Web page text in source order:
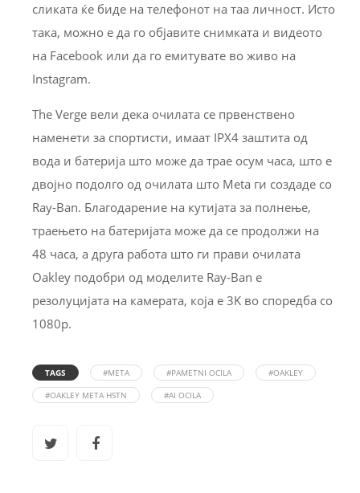
сликата ќе биде на телефонот на таа личност. Исто
така, можно е да го објавите снимката и видеото
на Facebook или да го емитувате во живо на
Instagram.
The Verge вели дека очилата се првенствено
наменети за спортисти, имаат IPX4 заштита од
вода и батерија што може да трае осум часа, што е
двојно подолго од очилата што Meta ги создаде со
Ray-Ban. Благодарение на кутијата за полнење,
траењето на батеријата може да се продолжи на
48 часа, а друга работа што ги прави очилата
Oakley подобри од моделите Ray-Ban е
резолуцијата на камерата, која е 3K во споредба со
1080p.
TAGS #META #PAMETNI OCILA
#OAKLEY
#OAKLEY META HSTN
#AI OCILA